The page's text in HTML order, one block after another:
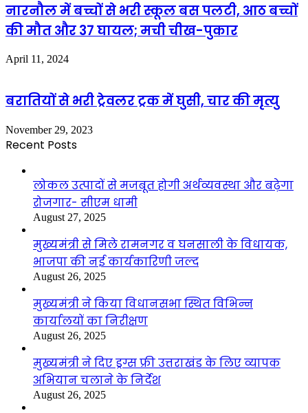
नारनौल में बच्चों से भरी स्कूल बस पलटी, आठ बच्चों
की मौत और 37 घायल; मची चीख-पुकार
April 11, 2024
बरातियों से भरी ट्रेवलर ट्रक में घुसी, चार की मृत्यु
November 29, 2023
Recent Posts
लोकल उत्पादों से मजबूत होगी अर्थव्यवस्था और बढ़ेगा
रोजगार- सीएम धामी
August 27, 2025
मुख्यमंत्री से मिले रामनगर व घनसाली के विधायक,
भाजपा की नई कार्यकारिणी जल्द
August 26, 2025
मुख्यमंत्री ने किया विधानसभा स्थित विभिन्न
कार्यालयों का निरीक्षण
August 26, 2025
मुख्यमंत्री ने दिए ड्रग्स फ्री उत्तराखंड के लिए व्यापक
अभियान चलाने के निर्देश
August 26, 2025